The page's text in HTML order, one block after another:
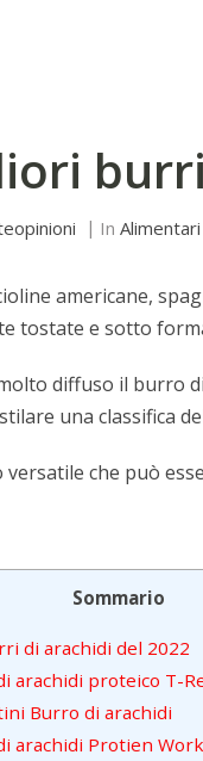
In Alimentari
americane,
tostate e sotto
diffuso il burro
una classifica
versatile che può
Sommario
di arachidi del 2022
arachidi proteico T-
Burro di arachidi
arachidi Protien